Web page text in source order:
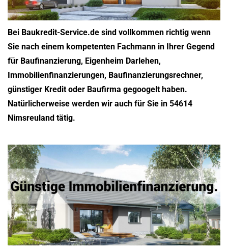
Bei Baukredit-Service.de sind vollkommen richtig wenn
Sie nach einem kompetenten Fachmann in Ihrer Gegend
für Baufinanzierung, Eigenheim Darlehen,
Immobilienfinanzierungen, Baufinanzierungsrechner,
günstiger Kredit oder Baufirma gegoogelt haben.
Natürlicherweise werden wir auch für Sie in 54614
Nimsreuland tätig.